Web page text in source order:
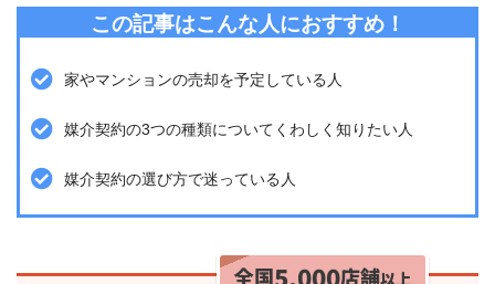
この記事はこんな人におすすめ！
家やマンションの売却を予定している人
媒介契約の3つの種類についてくわしく知りたい人
媒介契約の選び方で迷っている人